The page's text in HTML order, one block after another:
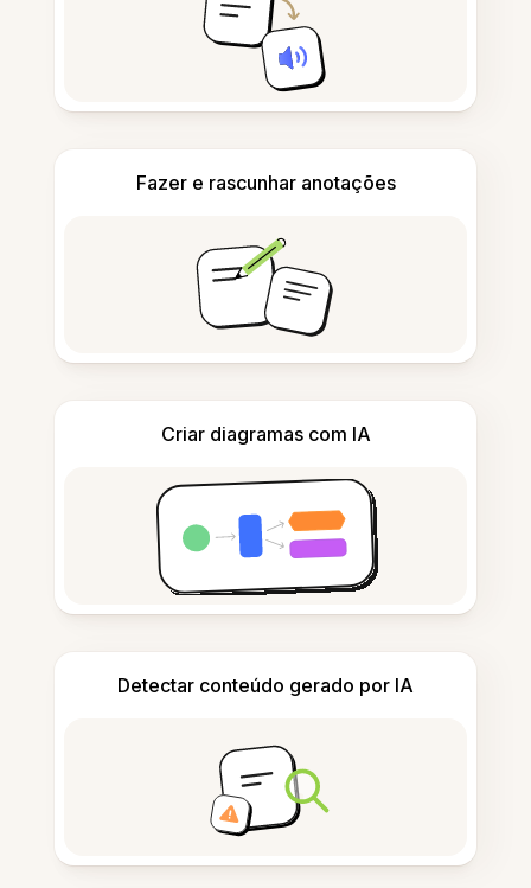
Fazer e rascunhar anotações
Criar diagramas com IA
Detectar conteúdo gerado por IA